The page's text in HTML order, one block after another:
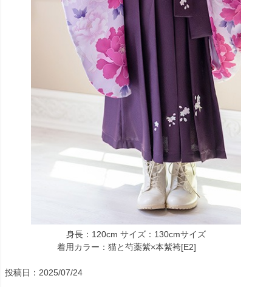
身長：120cm サイズ：130cmサイズ
着用カラー：猫と芍薬紫×本紫袴[E2]
投稿日：2025/07/24